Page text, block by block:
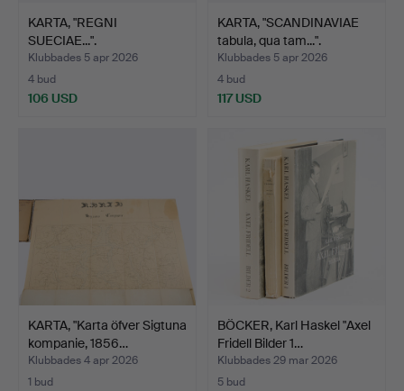
KARTA, "REGNI
SUECIAE...".
Klubbades 5 apr 2026
4 bud
106 USD
KARTA, "SCANDINAVIAE
tabula, qua tam...".
Klubbades 5 apr 2026
4 bud
117 USD
KARTA, "Karta öfver Sigtuna
kompanie, 1856…
Klubbades 4 apr 2026
1 bud
BÖCKER, Karl Haskel "Axel
Fridell Bilder 1…
Klubbades 29 mar 2026
5 bud